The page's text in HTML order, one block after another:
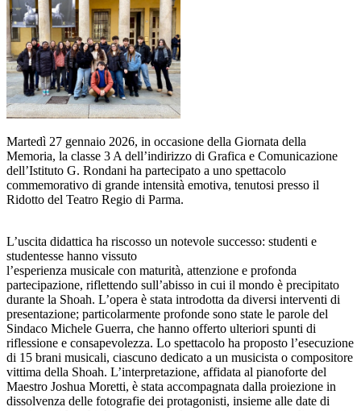
Martedì 27 gennaio 2026, in occasione della Giornata della
Memoria, la classe 3 A dell’indirizzo di Grafica e Comunicazione
dell’Istituto G. Rondani ha partecipato a uno spettacolo
commemorativo di grande intensità emotiva, tenutosi presso il
Ridotto del Teatro Regio di Parma.
L’uscita didattica ha riscosso un notevole successo: studenti e
studentesse hanno vissuto
l’esperienza musicale con maturità, attenzione e profonda
partecipazione, riflettendo sull’abisso in cui il mondo è precipitato
durante la Shoah. L’opera è stata introdotta da diversi interventi di
presentazione; particolarmente profonde sono state le parole del
Sindaco Michele Guerra, che hanno offerto ulteriori spunti di
riflessione e consapevolezza. Lo spettacolo ha proposto l’esecuzione
di 15 brani musicali, ciascuno dedicato a un musicista o compositore
vittima della Shoah. L’interpretazione, affidata al pianoforte del
Maestro Joshua Moretti, è stata accompagnata dalla proiezione in
dissolvenza delle fotografie dei protagonisti, insieme alle date di